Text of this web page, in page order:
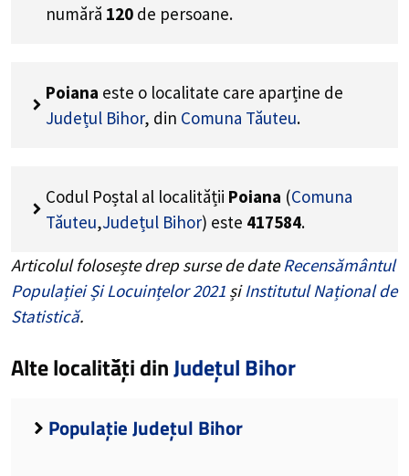
numără 120 de persoane.
Poiana este o localitate care aparține de
Județul Bihor, din Comuna Tăuteu.
Codul Poștal al localității Poiana (Comuna
Tăuteu,Județul Bihor) este 417584.
Articolul folosește drep surse de dateRecensământul
Populației Și Locuințelor 2021 șiInstitutul Național de
Statistică.
Alte localități dinJudețul Bihor
Populație Județul Bihor